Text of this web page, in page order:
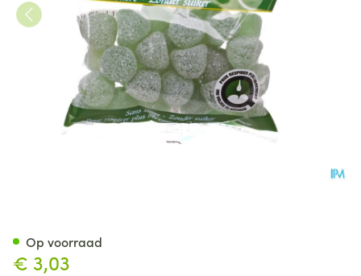
€ 3,03
Op voorraad